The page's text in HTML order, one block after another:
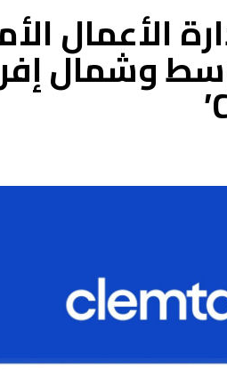
الأعمال
وشمال